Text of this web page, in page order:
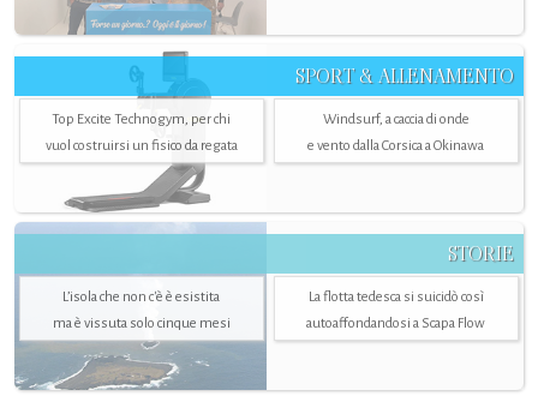
SPORT & ALLENAMENTO
Top Excite Technogym, per chi
vuol costruirsi un fisico da regata
Windsurf, a caccia di onde
e vento dalla Corsica a Okinawa
STORIE
L’isola che non c'è è esistita
ma è vissuta solo cinque mesi
La flotta tedesca si suicidò così
autoaffondandosi a Scapa Flow